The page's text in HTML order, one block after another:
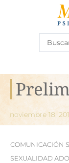
noviembre 18,
COMUNICACIÓN
SEXUALIDAD